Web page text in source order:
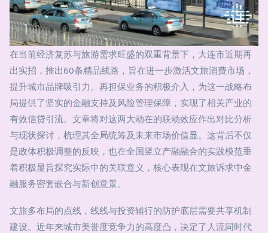
在当前经济复苏与旅游需求旺盛的双重背景下，大连市近期再
出实招，推出60条精品线路，旨在进一步激活文旅消费市场，
提升城市品牌吸引力。再担保业务的积极介入，为这一战略布
局提供了坚实的金融支持及风险管理保障，实现了相关产业的
有效信贷引流。文章将对这两大动在的联动效应作出对比分析
与现状探讨，梳理其全局统筹及未来市场价值显。这背后不仅
是政体积极调整的反映，也在全国竖立产融融合的实践模范垂
着积极显旨探究实际中的关联意义，核心表现在文旅诉求中金
融服务密套嵌合与新创意景。
文旅多布局的点线，线线与投资辅行的防护底层需要共享机制
建设。近年来城市美誉度竞争力的高度凸，决定了人流同时代